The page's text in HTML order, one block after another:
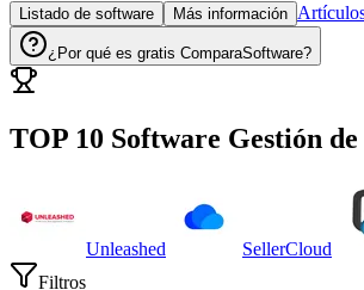
Listado de software Más información
¿Por qué es gratis ComparaSoftware?
TOP 10 Software Gestión
Unleashed SellerCloud
Filtros